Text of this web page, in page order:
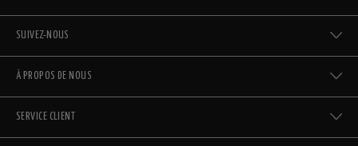
SUIVEZ-NOUS
À PROPOS DE NOUS
SERVICE CLIENT